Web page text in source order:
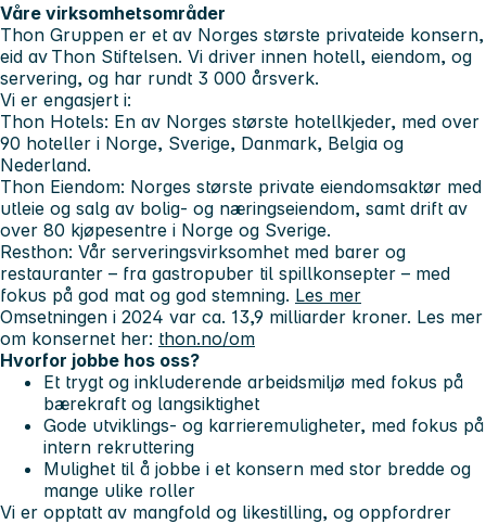
Våre virksomhetsområder
Thon Gruppen er et av Norges største privateide konsern,
eid av Thon Stiftelsen. Vi driver innen hotell, eiendom, og
servering, og har rundt 3 000 årsverk.
Vi er engasjert i:
Thon Hotels: En av Norges største hotellkjeder, med over
90 hoteller i Norge, Sverige, Danmark, Belgia og
Nederland.
Thon Eiendom: Norges største private eiendomsaktør med
utleie og salg av bolig- og næringseiendom, samt drift av
over 80 kjøpesentre i Norge og Sverige.
Resthon: Vår serveringsvirksomhet med barer og
restauranter – fra gastropuber til spillkonsepter – med
fokus på god mat og god stemning. Les mer
Omsetningen i 2024 var ca. 13,9 milliarder kroner. Les mer
om konsernet her: thon.no/om
Hvorfor jobbe hos oss?
Et trygt og inkluderende arbeidsmiljø med fokus på
bærekraft og langsiktighet
Gode utviklings- og karrieremuligheter, med fokus på
intern rekruttering
Mulighet til å jobbe i et konsern med stor bredde og
mange ulike roller
Vi er opptatt av mangfold og likestilling, og oppfordrer